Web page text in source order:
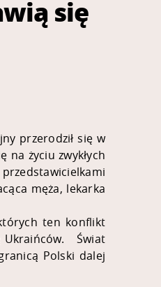
się
przerodził się w
na życiu zwykłych
męża, lekarka
ten konflikt
Ukraińców. Świat
Polski dalej